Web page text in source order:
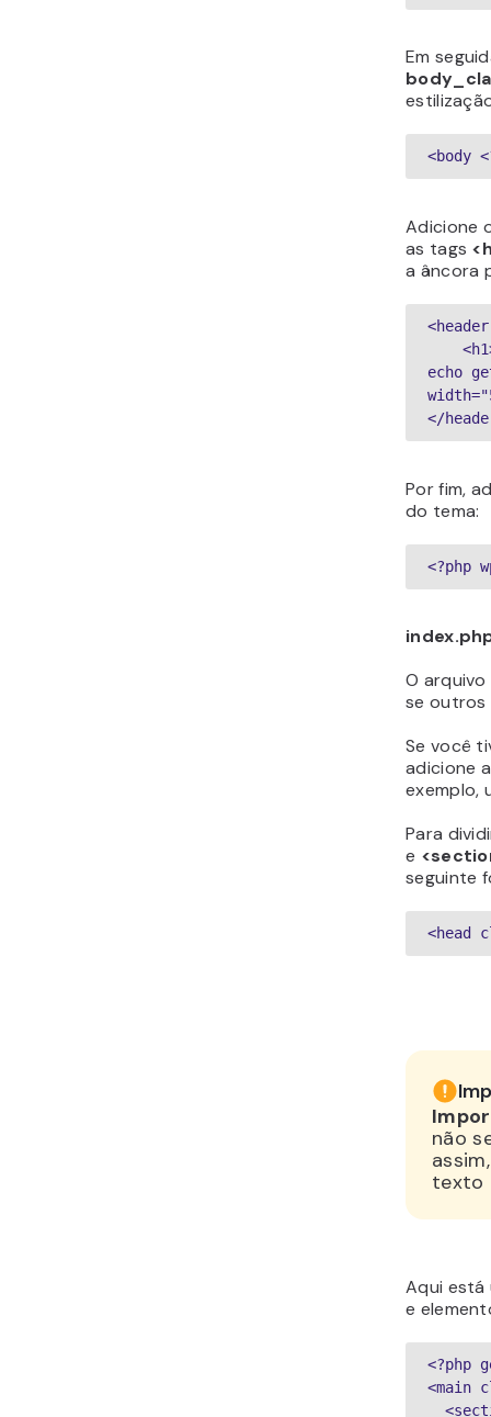
Em
<body
Adicione
as tags
a âncora
echo
</
Por fim,
do tema:
<?php
O arquivo
se outros
Se você
adicione
exemplo,
Para
e
seguinte
<head
não
texto
Aqui está
e
<?php
<main